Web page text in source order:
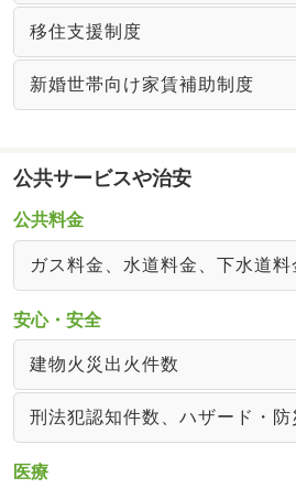
移住支援制度
新婚世帯向け家賃補助制度
公共サービスや治安
公共料金
ガス料金、水道料金、下水道
安心・安全
建物火災出火件数
刑法犯認知件数、ハザード・
医療